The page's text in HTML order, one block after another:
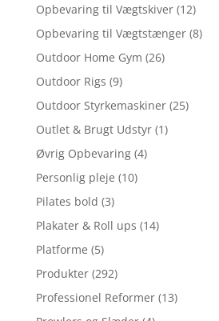
Opbevaring til Vægtskiver (12)
Opbevaring til Vægtstænger (8)
Outdoor Home Gym (26)
Outdoor Rigs (9)
Outdoor Styrkemaskiner (25)
Outlet & Brugt Udstyr (1)
Øvrig Opbevaring (4)
Personlig pleje (10)
Pilates bold (3)
Plakater & Roll ups (14)
Platforme (5)
Produkter (292)
Professionel Reformer (13)